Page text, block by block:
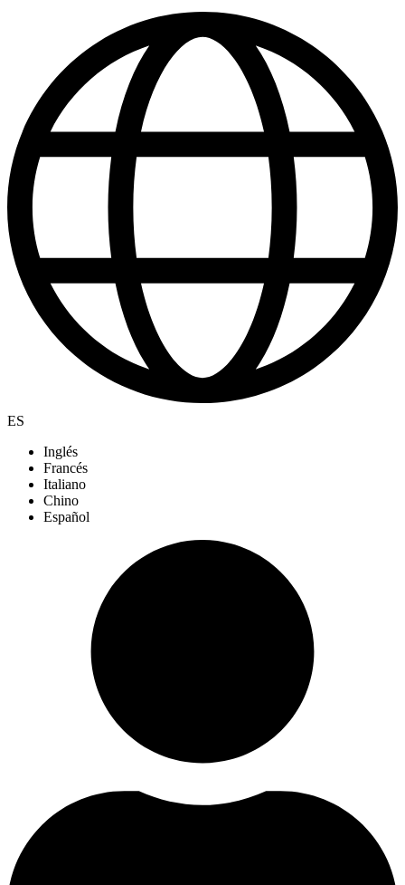
ES
Inglés
Francés
Italiano
Chino
Español